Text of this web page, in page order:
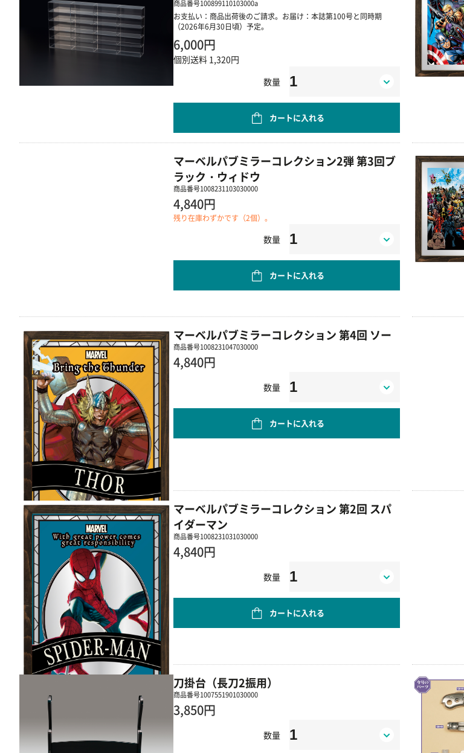
商品番号100899110103000a
お支払い：商品出荷後のご請求。お届け：本誌第100号と同時期
（2026年6月30日頃）予定。
6,000円
個別送料 1,320円
数量
カートに入れる
マーベルパブミラーコレクション2弾 第3回ブ
ラック・ウィドウ
商品番号1008231103030000
4,840円
残り在庫わずかです（2個）。
数量
カートに入れる
マーベルパブミラーコレクション 第4回 ソー
商品番号1008231047030000
4,840円
数量
カートに入れる
マーベルパブミラーコレクション 第2回 スパ
イダーマン
商品番号1008231031030000
4,840円
数量
カートに入れる
刀掛台（長刀2振用）
商品番号1007551901030000
3,850円
数量